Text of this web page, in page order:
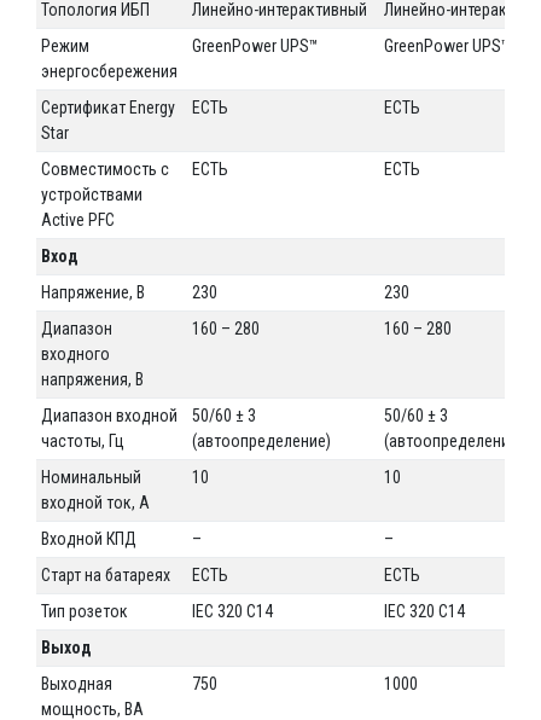
Топология ИБП
Линейно-интерактивный
Линейно-
Режим
энергосбережения
GreenPower UPS™ GreenPower UPS™
Сертификат Energy
Star
ЕСТЬ ЕСТЬ
Совместимость с
устройствами
Active PFC
ЕСТЬ ЕСТЬ
Вход
Напряжение, В
230
230
Диапазон
входного
напряжения, В
160 – 280 160 – 280
Диапазон входной
частоты, Гц
50/60 ± 3
(автоопределение)
50/60 ± 3
(автоопределение)
Номинальный
входной ток, А
10 10
Входной КПД –
–
Старт на батареях
ЕСТЬ
ЕСТЬ
Тип розеток
IEC 320 C14
IEC 320 C14
Выход
Выходная
мощность, ВА
750 1000